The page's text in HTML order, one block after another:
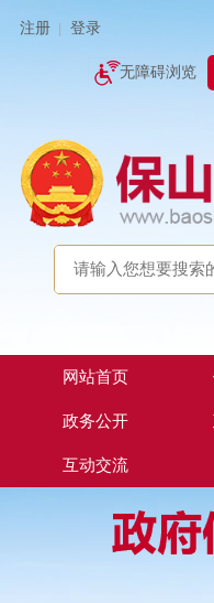
注册 登录
无障碍浏览
网站首页
政务公开
互动交流